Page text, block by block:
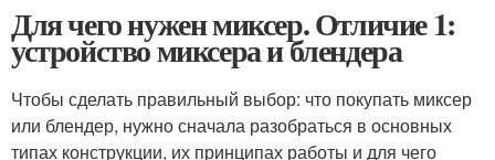
Для чего нужен миксер. Отличие 1:
устройство миксера и блендера
Чтобы сделать правильный выбор: что покупать миксер
или блендер, нужно сначала разобраться в основных
типах конструкции, их принципах работы и для чего